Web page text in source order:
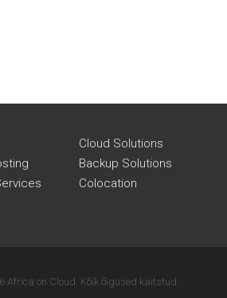
Cloud Solutions
Backup Solutions
Colocation
Africa on Cloud. Kõik õigused kaitstud.